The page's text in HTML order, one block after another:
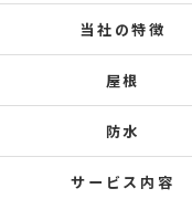
当社の特徴
屋根
防水
サービス内容